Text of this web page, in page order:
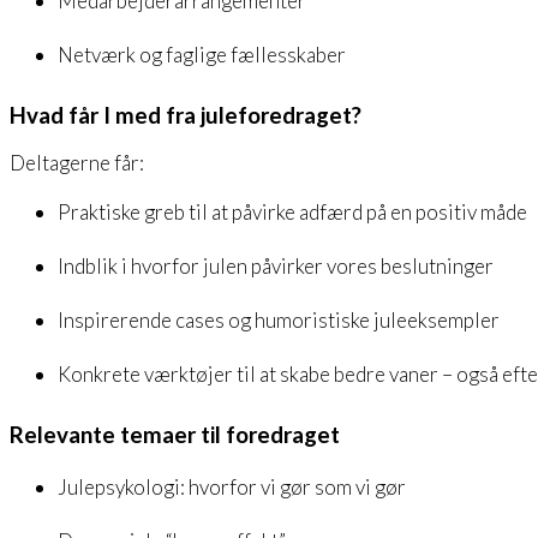
Netværk og faglige fællesskaber
Hvad får I med fra juleforedraget?
Deltagerne får:
Praktiske greb til at påvirke adfærd på en positiv måde
Indblik i hvorfor julen påvirker vores beslutninger
Inspirerende cases og humoristiske juleeksempler
Konkrete værktøjer til at skabe bedre vaner – også
Relevante temaer til foredraget
Julepsykologi: hvorfor vi gør som vi gør